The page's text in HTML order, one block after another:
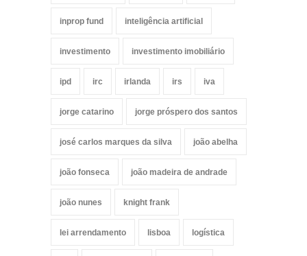
inprop fund inteligência artificial
investimento investimento imobiliário
ipd irc irlanda irs iva
jorge catarino jorge próspero dos santos
josé carlos marques da silva joão abelha
joão fonseca joão madeira de andrade
joão nunes knight frank
lei arrendamento lisboa logística